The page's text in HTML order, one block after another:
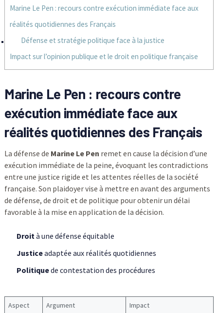
Marine Le Pen : recours contre exécution immédiate face aux
réalités quotidiennes des Français
Défense et stratégie politique face à la justice
Impact sur l’opinion publique et le droit en politique française
Marine Le Pen : recours contre
exécution immédiate face aux
réalités quotidiennes des Français
La défense de Marine Le Pen remet en cause la décision d’une
exécution immédiate de la peine, évoquant les contradictions
entre une justice rigide et les attentes réelles de la société
française. Son plaidoyer vise à mettre en avant des arguments
de défense, de droit et de politique pour obtenir un délai
favorable à la mise en application de la décision.
Droità une défense équitable
Justiceadaptée aux réalités quotidiennes
Politiquede contestation des procédures
Aspect Argument Impact